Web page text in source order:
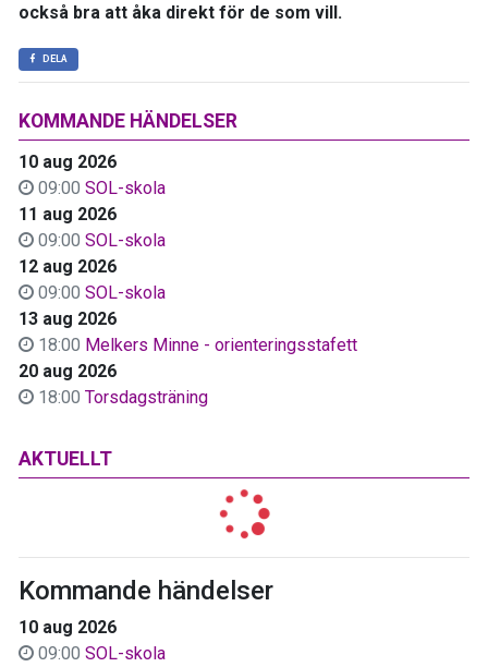
KOMMANDE HÄNDELSER
10 aug 2026
09:00 SOL-skola
11 aug 2026
09:00 SOL-skola
12 aug 2026
09:00 SOL-skola
13 aug 2026
18:00 Melkers Minne - orienteringsstafett
20 aug 2026
18:00 Torsdagsträning
AKTUELLT
Kommande händelser
10 aug 2026
09:00 SOL-skola
också bra att åka direkt för de som vill.
DELA